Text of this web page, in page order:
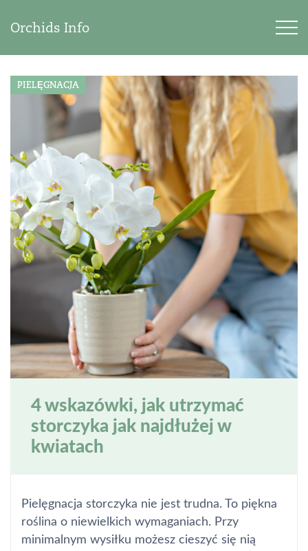
Orchids Info
PIELĘGNACJA
4 wskazówki, jak utrzymać
storczyka jak najdłużej w
kwiatach
Pielęgnacja storczyka nie jest trudna. To piękna
roślina o niewielkich wymaganiach. Przy
minimalnym wysiłku możesz cieszyć się nią